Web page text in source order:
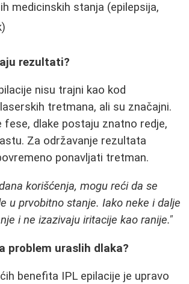
medicinskih stanja (epilepsija,
rezultati?
nisu trajni kao kod
tretmana, ali su značajni.
fese, dlake postaju znatno redje,
Za održavanje rezultata
ponavljati tretman.
korišćenja, mogu reći da se
u prvobitno stanje. Iako neke i dalje
i ne izazivaju iritacije kao ranije."
problem uraslih dlaka?
benefita IPL epilacije je upravo